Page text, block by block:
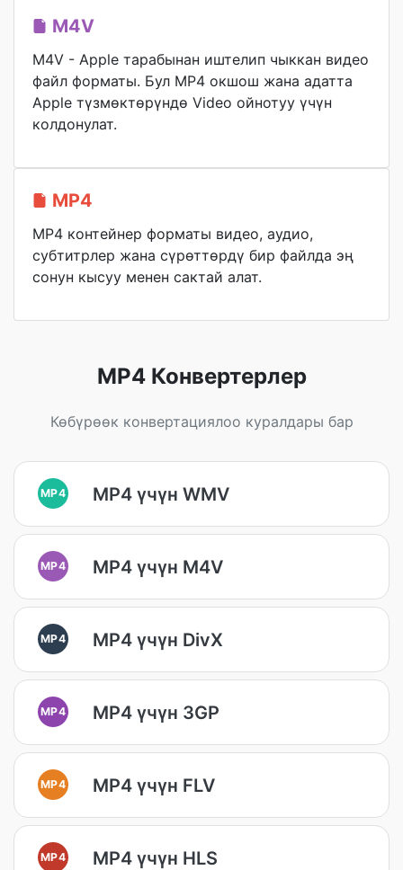
M4V
M4V - Apple тарабынан иштелип чыккан видео
файл форматы. Бул MP4 окшош жана адатта
Apple түзмөктөрүндө Video ойнотуу үчүн
колдонулат.
MP4
MP4 контейнер форматы видео, аудио,
субтитрлер жана сүрөттөрдү бир файлда эң
сонун кысуу менен сактай алат.
MP4 Конвертерлер
Көбүрөөк конвертациялоо куралдары бар
MP4 MP4 үчүн WMV
MP4 MP4 үчүн M4V
MP4 MP4 үчүн DivX
MP4 MP4 үчүн 3GP
MP4 MP4 үчүн FLV
MP4 MP4 үчүн HLS